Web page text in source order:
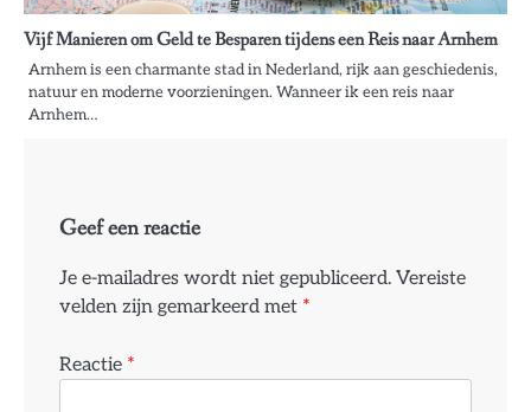
Vijf Manieren om Geld te Besparen tijdens een Reis naar Arnhem
Arnhem is een charmante stad in Nederland, rijk aan geschiedenis,
natuur en moderne voorzieningen. Wanneer ik een reis naar
Arnhem…
Geef een reactie
Je e-mailadres wordt niet gepubliceerd. Vereiste
velden zijn gemarkeerd met *
Reactie *